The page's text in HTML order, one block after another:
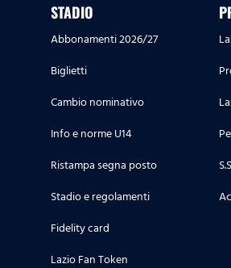
STADIO
Abbonamenti 2026/27
Biglietti
Cambio nominativo
Info e norme U14
Ristampa segna posto
Stadio e regolamenti
Fidelity card
Lazio Fan Token